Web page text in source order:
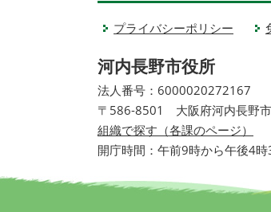
プライバシーポリシー
河内長野市役所
法人番号：6000020272167
〒586-8501 大阪府河内長野
組織で探す（各課のページ）
開庁時間：午前9時から午後4